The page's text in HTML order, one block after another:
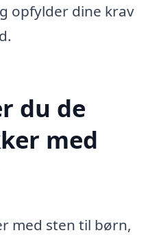
opfylder dine krav
du de
med
med sten til børn,